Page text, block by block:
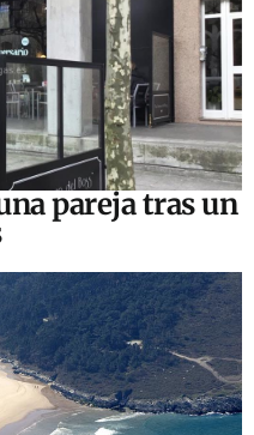
pareja tras un